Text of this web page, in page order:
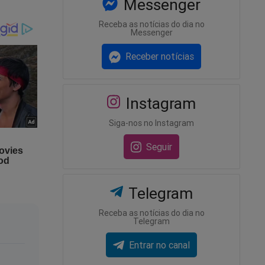
esses
eles.
hora
E veja
Messenger
Receba as notícias do dia no
Messenger
Receber notícias
Instagram
Siga-nos no Instagram
Seguir
Telegram
Receba as notícias do dia no
Telegram
Entrar no canal